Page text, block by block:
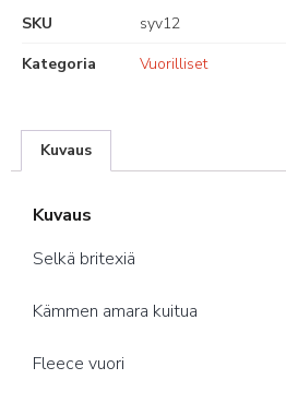
SKU
syv12
Kategoria
Vuorilliset
Kuvaus
Kuvaus
Selkä britexiä
Kämmen amara kuitua
Fleece vuori